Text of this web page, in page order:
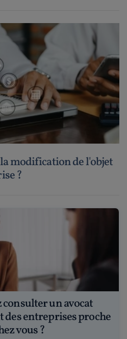
modification de l'objet
?
consulter un avocat
entreprises proche
vous ?